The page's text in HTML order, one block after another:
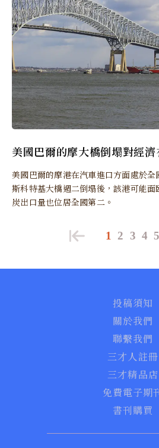
美國巴爾的摩大橋倒塌對經濟
美國巴爾的摩港在汽車進口方面處於全
斯科特基大橋週二倒塌後，該港可能
炭出口量也位居全國第二。
1 2 3 4 5
投稿須知
關於我們
聯繫我們
三才人註冊
三才精品店
免費電子期
書刊購買